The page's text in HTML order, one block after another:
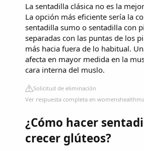
La sentadilla clásica no es la
La opción más eficiente sería la
sentadilla sumo o sentadilla con
separadas con las puntas de los
más hacia fuera de lo habitual.
afecta en mayor medida en la
cara interna del muslo.
Solicitud de eliminación
Ver respuesta completa en
¿Cómo hacer
crecer glúteos?